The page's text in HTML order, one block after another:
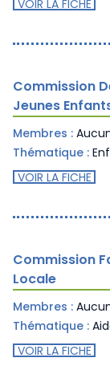
VOIR LA FICHE
Commission
Jeunes
Membres :
Thématique :
VOIR LA FICHE
Commission
Locale
Membres :
Thématique :
VOIR LA FICHE